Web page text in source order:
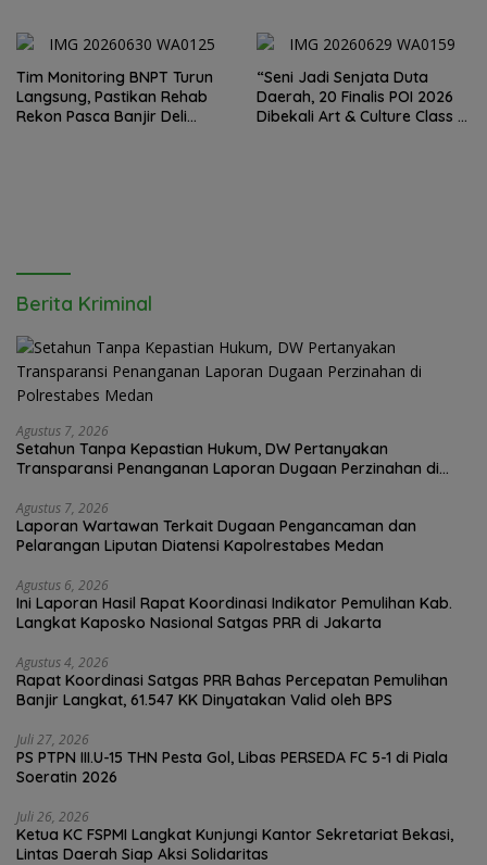
Hermawan Bersikap Tegas .
Tim Monitoring BNPT Turun
Langsung, Pastikan Rehab
Rekon Pasca Banjir Deli
“Seni Jadi Senjata Duta
Daerah, 20 Finalis POI 2026
Dibekali Art & Culture Class di
Berita Kriminal
Agustus 7, 2026
Setahun Tanpa Kepastian Hukum, DW Pertanyakan
Transparansi Penanganan Laporan Dugaan Perzinahan di
Agustus 7, 2026
Laporan Wartawan Terkait Dugaan Pengancaman dan
Pelarangan Liputan Diatensi Kapolrestabes Medan
Agustus 6, 2026
Ini Laporan Hasil Rapat Koordinasi Indikator Pemulihan Kab.
Langkat Kaposko Nasional Satgas PRR di Jakarta
Agustus 4, 2026
Rapat Koordinasi Satgas PRR Bahas Percepatan Pemulihan
Banjir Langkat, 61.547 KK Dinyatakan Valid oleh BPS
Juli 27, 2026
PS PTPN III.U-15 THN Pesta Gol, Libas PERSEDA FC 5-1 di Piala
Soeratin 2026
Juli 26, 2026
Ketua KC FSPMI Langkat Kunjungi Kantor Sekretariat Bekasi,
Lintas Daerah Siap Aksi Solidaritas